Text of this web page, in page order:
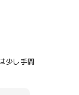
少し手間